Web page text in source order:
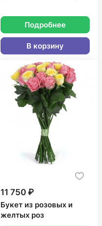
Подробнее
В корзину
11 750 ₽
Букет из розовых и
желтых роз